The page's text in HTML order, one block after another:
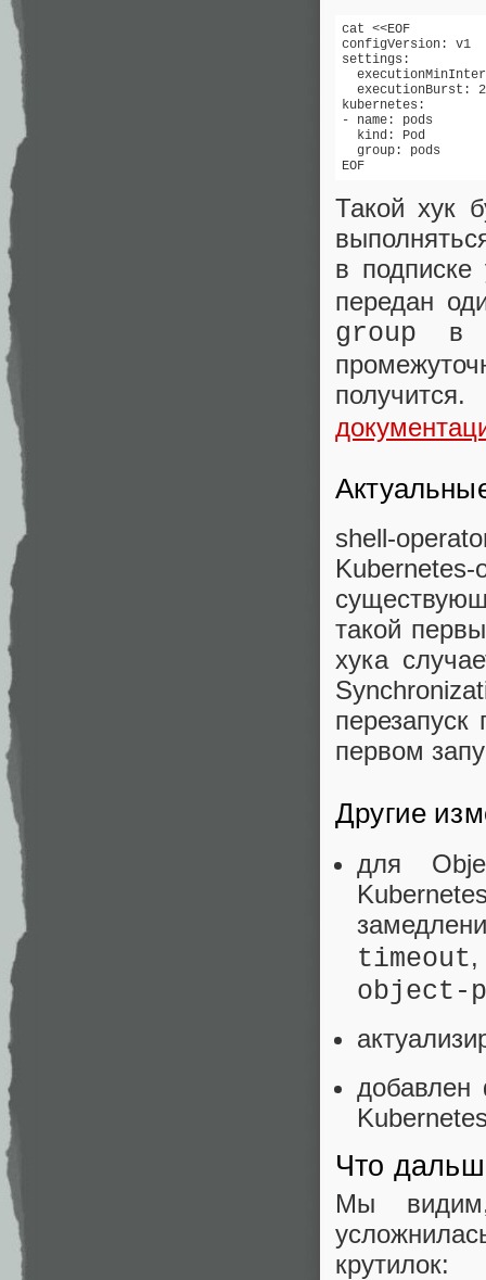
cat <<EOF
configVersion: v1
settings:
  executionBurst: 2
kubernetes:
- name: pods
  kind: Pod
  group: pods
EOF
Такой хук
в
передан
group в
shell-
такой
хука
первом
Другие
для
timeout
object-
добавлен
Что
Мы